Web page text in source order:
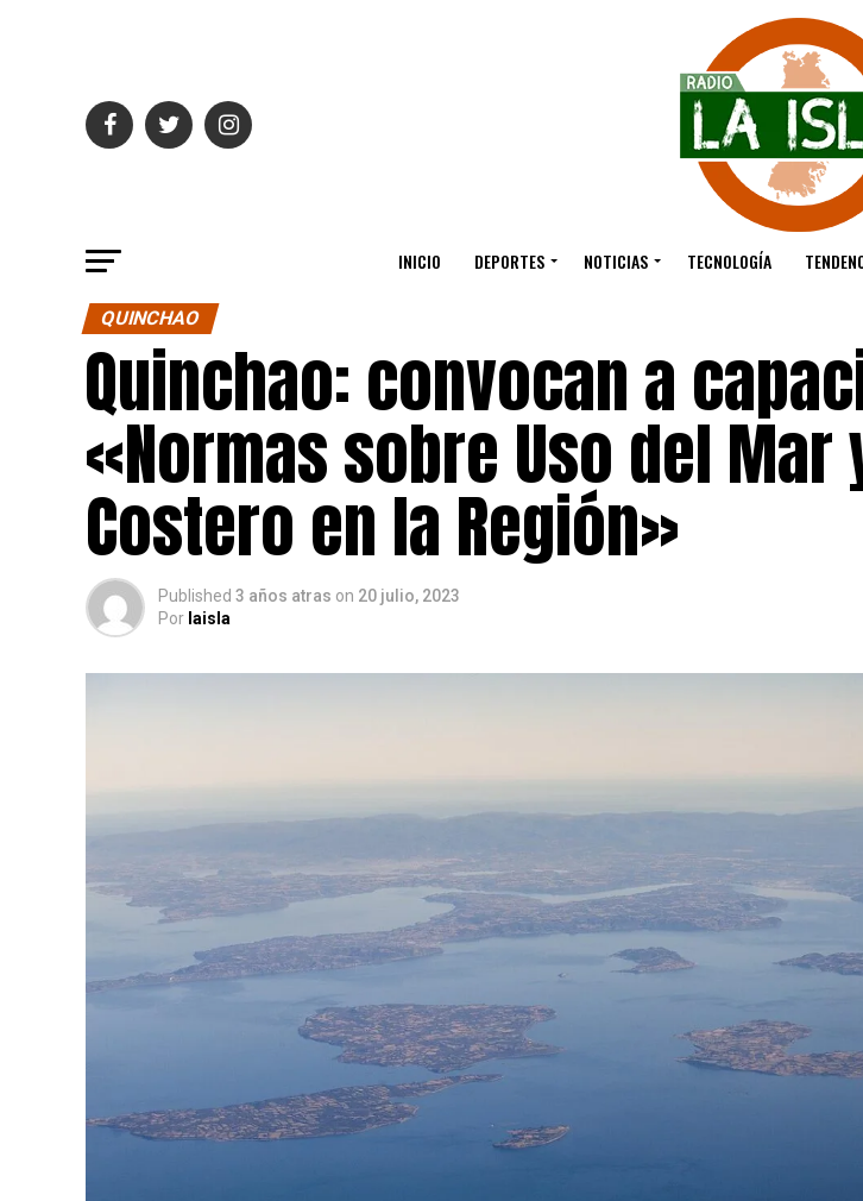
INICIO DEPORTES NOTICIAS TECNOLOGÍA
QUINCHAO
Quinchao: convocan a
«Normas sobre Uso del Mar
Costero en la Región»
Published 3 años atras on 20 julio, 2023
Por laisla